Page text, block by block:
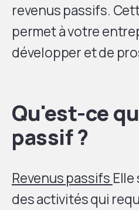
revenus passifs.
permet à votre
développer et de
Qu'est-ce
passif ?
Revenus passifs Elle
des activités qui